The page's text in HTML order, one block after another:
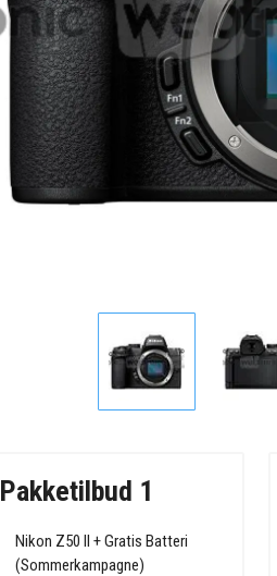
Pakketilbud 1
Nikon Z50 II + Gratis Batteri
(Sommerkampagne)